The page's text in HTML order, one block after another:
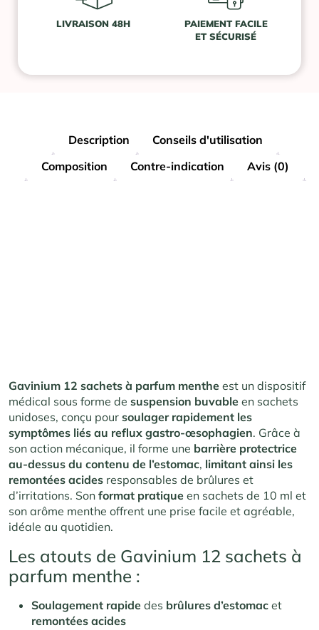
LIVRAISON 48H
PAIEMENT FACILE
ET SÉCURISÉ
Description
Conseils d'utilisation
Composition
Contre-indication Avis (0)
Gavinium 12 sachets à parfum menthe est un dispositif
médical sous forme de suspension buvable en sachets
unidoses, conçu pour soulager rapidement les
symptômes liés au reflux gastro-œsophagien. Grâce à
son action mécanique, il forme une barrière protectrice
au-dessus du contenu de l’estomac, limitant ainsi les
remontées acides responsables de brûlures et
d’irritations. Son format pratique en sachets de 10 ml et
son arôme menthe offrent une prise facile et agréable,
idéale au quotidien.
Les atouts de Gavinium 12 sachets à
parfum menthe :
Soulagement rapide des brûlures d’estomac et
remontées acides